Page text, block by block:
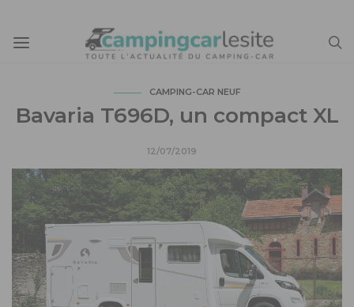
CAMPING-CAR NEUF
Bavaria T696D, un compact XL
12/07/2019